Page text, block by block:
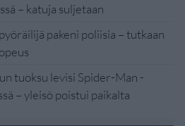
– katuja suljetaan
pakeni poliisia – tutkaan
tuoksu levisi Spider-Man -
– yleisö poistui paikalta